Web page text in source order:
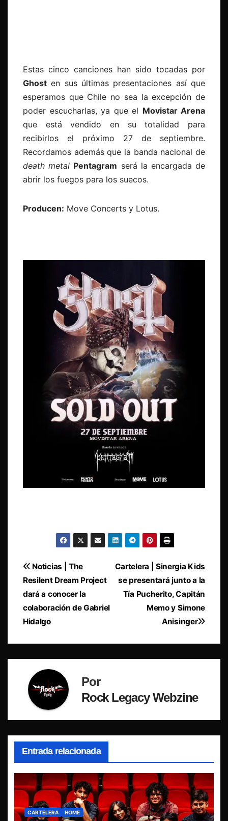
Estas cinco canciones han sido tocadas por
Ghost en sus últimas presentaciones así que
esperamos que Chile no sea la excepción de
poder escucharlas, ya que el Movistar Arena
que está vendido en su totalidad para
recibirlos el próximo 27 de septiembre.
Recordamos además que la banda nacional de
death metal Pentagram será la encargada de
abrir los fuegos para los suecos.
Producen: Move Concerts y Lotus.
Navegación
de
entradas
Cartelera | Sinergia Kids
se presentará junto a la
Tía Pucherito, Capitán
Memo y Simone
Anisinger
Noticias | The
Resilent Dream Project
dará a conocer la
colaboración de Gabriel
Hidalgo
Por
Rock Legacy Webzine
Entrada relacionada
CARTELERA HOME